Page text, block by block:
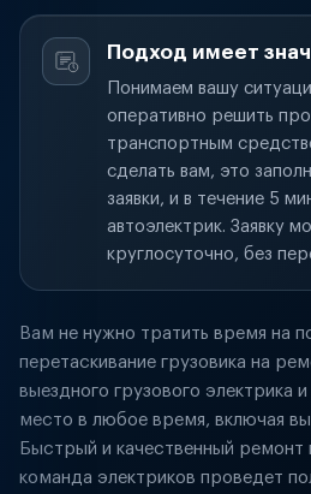
Подход имеет
Понимаем вашу
оперативно решить
транспортным
сделать вам, это
заявки, и в течение 5
автоэлектрик. Заявку
круглосуточно, без
Вам не нужно тратить время на
перетаскивание грузовика на
выездного грузового электрика
место в любое время, включая
Быстрый и качественный ремонт
команда электриков проведет